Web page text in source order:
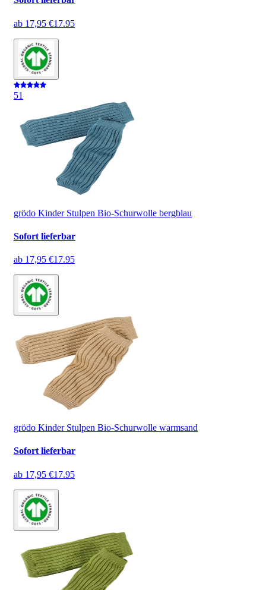
ab 17,95 €17.95
51
grödo Kinder Stulpen Bio-Schurwolle bergblau
Sofort lieferbar
ab 17,95 €17.95
grödo Kinder Stulpen Bio-Schurwolle warmsand
Sofort lieferbar
ab 17,95 €17.95